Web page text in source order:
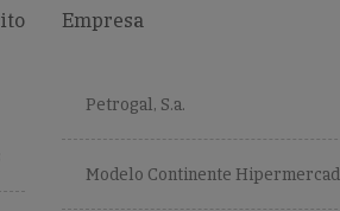
Empresa
Petrogal, S.a.
Modelo Continente